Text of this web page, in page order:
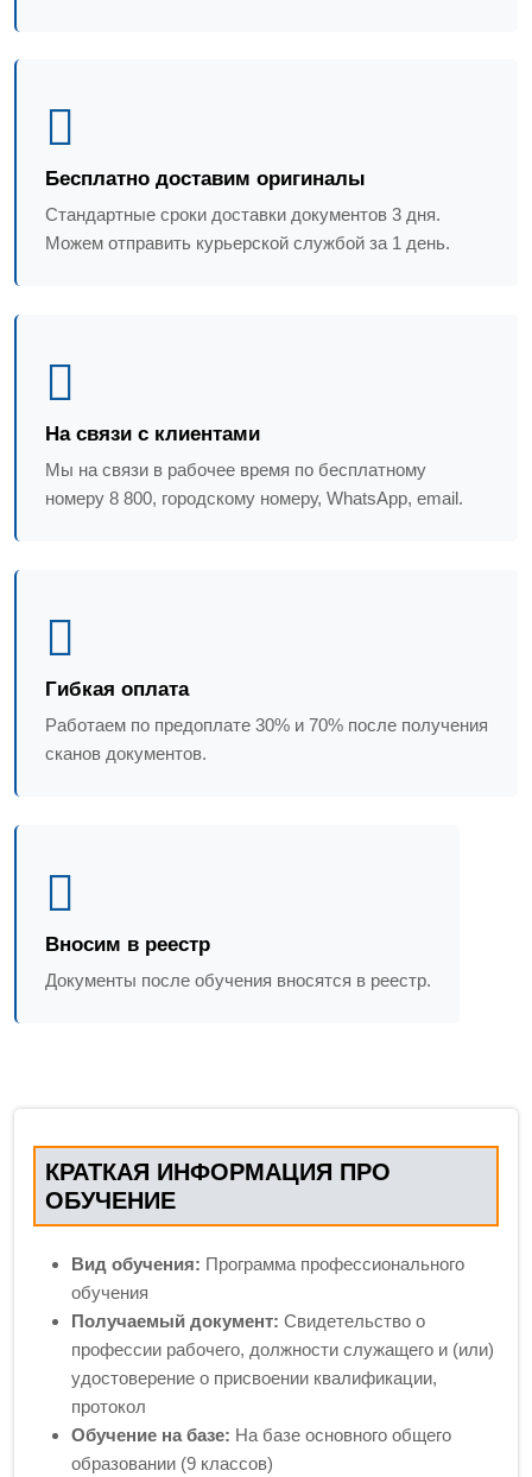
Бесплатно доставим оригиналы
Стандартные сроки доставки документов 3 дня.
Можем отправить курьерской службой за 1 день.
На связи с клиентами
Мы на связи в рабочее время по бесплатному
номеру 8 800, городскому номеру, WhatsApp, email.
Гибкая оплата
Работаем по предоплате 30% и 70% после получения
сканов документов.
Вносим в реестр
Документы после обучения вносятся в реестр.
КРАТКАЯ ИНФОРМАЦИЯ ПРО
ОБУЧЕНИЕ
Вид обучения: Программа профессионального
обучения
Получаемый документ: Свидетельство о
профессии рабочего, должности служащего и (или)
удостоверение о присвоении квалификации,
протокол
Обучение на базе: На базе основного общего
образовании (9 классов)